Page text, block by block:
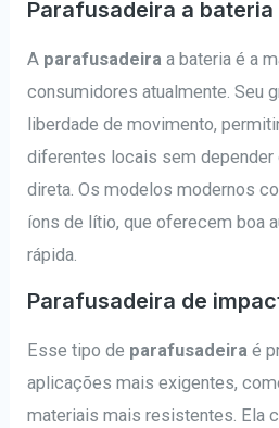
Parafusadeira a bateria
A parafusadeira a bateria é a
consumidores atualmente. Seu
liberdade de movimento,
diferentes locais sem depender
direta. Os modelos modernos
íons de lítio, que oferecem boa
rápida.
Parafusadeira de
Esse tipo de parafusadeira é
aplicações mais exigentes,
materiais mais resistentes. Ela